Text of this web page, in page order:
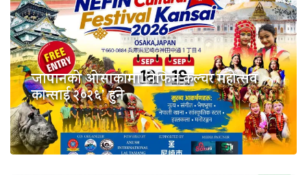
जापानको ओसाकामा ‘नेफिन कल्चर महोत्सव
कान्साई २०२६’ हुने